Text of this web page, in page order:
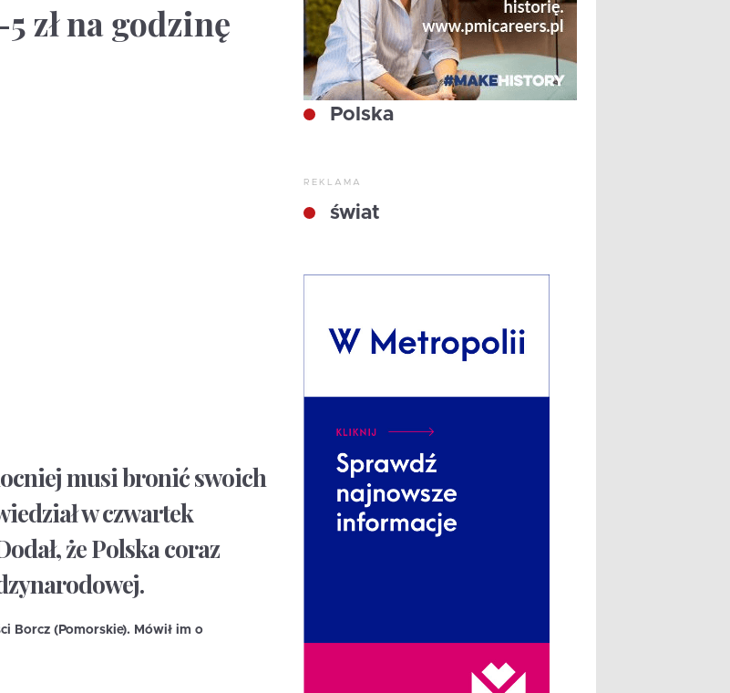
zł na godzinę
musi bronić swoich
w czwartek
że Polska coraz
Borcz (Pomorskie). Mówił im o
Polska
REKLAMA
świat